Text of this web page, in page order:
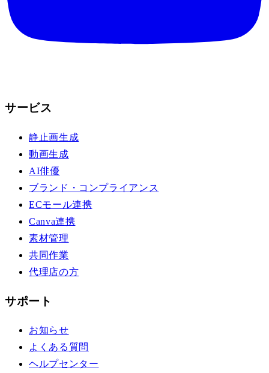
サービス
静止画生成
動画生成
AI俳優
ブランド・コンプライアンス
ECモール連携
Canva連携
素材管理
共同作業
代理店の方
サポート
お知らせ
よくある質問
ヘルプセンター